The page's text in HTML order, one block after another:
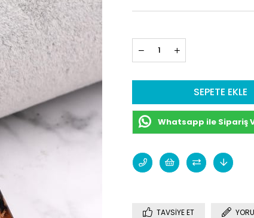
Whatsapp ile Sipariş
TAVSIYE ET